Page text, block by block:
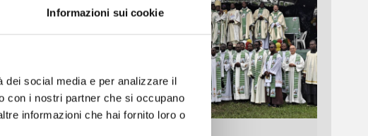
Informazioni sui cookie
dei social media e per analizzare il
con i nostri partner che si occupano
informazioni che hai fornito loro o
à